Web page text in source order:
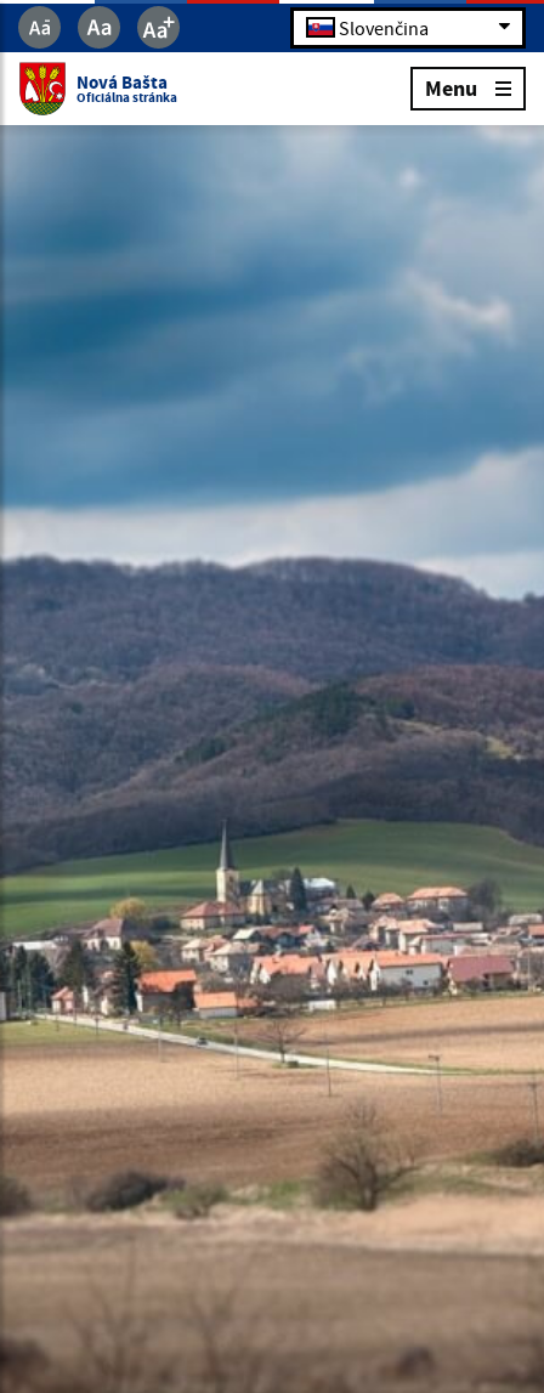
Slovenčina
Nová Bašta
Oficiálna stránka Menu